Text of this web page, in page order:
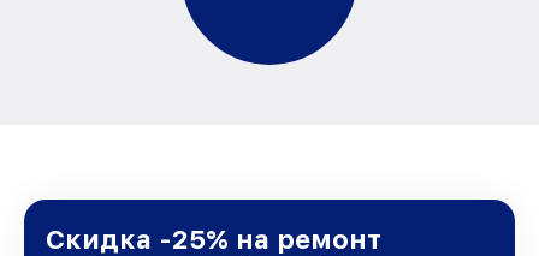
Скидка -25% на ремонт